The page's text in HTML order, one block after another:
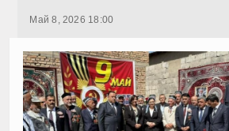
Май 8, 2026 18:00